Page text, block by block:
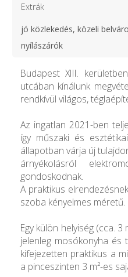
Extrák
jó közlekedés, közeli
nyílászárók
Budapest XIII.
utcában kínálunk
rendkívül világos,
Az ingatlan 2021-ben
így műszaki és
állapotban várja új
árnyékolásról
gondoskodnak.
A praktikus
szoba kényelmes méretű.
Egy külön helyiség (cca.
jelenleg mosókonyha
kifejezetten praktikus a
a pinceszinten 3 m²-es